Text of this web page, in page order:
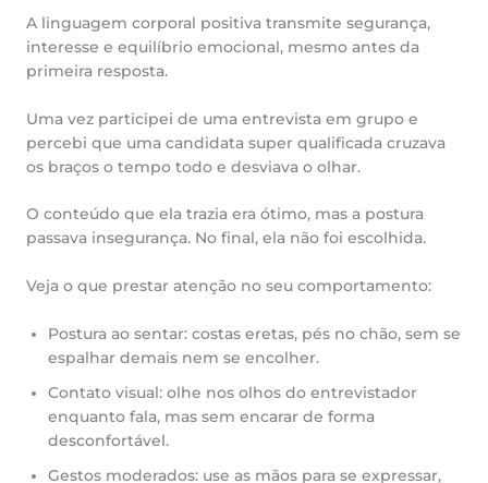
A linguagem corporal positiva transmite segurança,
interesse e equilíbrio emocional, mesmo antes da
primeira resposta.
Uma vez participei de uma entrevista em grupo e
percebi que uma candidata super qualificada cruzava
os braços o tempo todo e desviava o olhar.
O conteúdo que ela trazia era ótimo, mas a postura
passava insegurança. No final, ela não foi escolhida.
Veja o que prestar atenção no seu comportamento:
Postura ao sentar: costas eretas, pés no chão, sem se
espalhar demais nem se encolher.
Contato visual: olhe nos olhos do entrevistador
enquanto fala, mas sem encarar de forma
desconfortável.
Gestos moderados: use as mãos para se expressar,